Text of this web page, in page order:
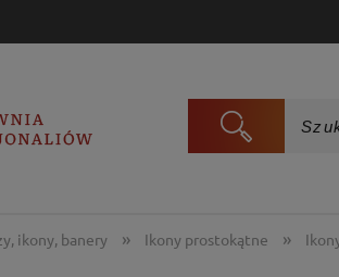
ikony, banery » Ikony prostokątne »